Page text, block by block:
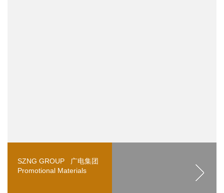
SZNG GROUP 广电集团
Promotional Materials